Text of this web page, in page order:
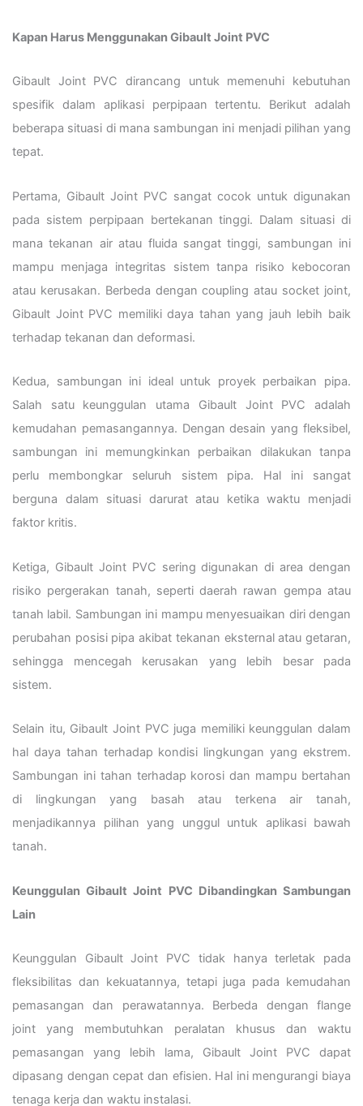
Kapan Harus Menggunakan Gibault Joint PVC
Gibault Joint PVC dirancang untuk memenuhi kebutuhan
spesifik dalam aplikasi perpipaan tertentu. Berikut adalah
beberapa situasi di mana sambungan ini menjadi pilihan yang
tepat.
Pertama, Gibault Joint PVC sangat cocok untuk digunakan
pada sistem perpipaan bertekanan tinggi. Dalam situasi di
mana tekanan air atau fluida sangat tinggi, sambungan ini
mampu menjaga integritas sistem tanpa risiko kebocoran
atau kerusakan. Berbeda dengan coupling atau socket joint,
Gibault Joint PVC memiliki daya tahan yang jauh lebih baik
terhadap tekanan dan deformasi.
Kedua, sambungan ini ideal untuk proyek perbaikan pipa.
Salah satu keunggulan utama Gibault Joint PVC adalah
kemudahan pemasangannya. Dengan desain yang fleksibel,
sambungan ini memungkinkan perbaikan dilakukan tanpa
perlu membongkar seluruh sistem pipa. Hal ini sangat
berguna dalam situasi darurat atau ketika waktu menjadi
faktor kritis.
Ketiga, Gibault Joint PVC sering digunakan di area dengan
risiko pergerakan tanah, seperti daerah rawan gempa atau
tanah labil. Sambungan ini mampu menyesuaikan diri dengan
perubahan posisi pipa akibat tekanan eksternal atau getaran,
sehingga mencegah kerusakan yang lebih besar pada
sistem.
Selain itu, Gibault Joint PVC juga memiliki keunggulan dalam
hal daya tahan terhadap kondisi lingkungan yang ekstrem.
Sambungan ini tahan terhadap korosi dan mampu bertahan
di lingkungan yang basah atau terkena air tanah,
menjadikannya pilihan yang unggul untuk aplikasi bawah
tanah.
Keunggulan Gibault Joint PVC Dibandingkan Sambungan
Lain
Keunggulan Gibault Joint PVC tidak hanya terletak pada
fleksibilitas dan kekuatannya, tetapi juga pada kemudahan
pemasangan dan perawatannya. Berbeda dengan flange
joint yang membutuhkan peralatan khusus dan waktu
pemasangan yang lebih lama, Gibault Joint PVC dapat
dipasang dengan cepat dan efisien. Hal ini mengurangi biaya
tenaga kerja dan waktu instalasi.